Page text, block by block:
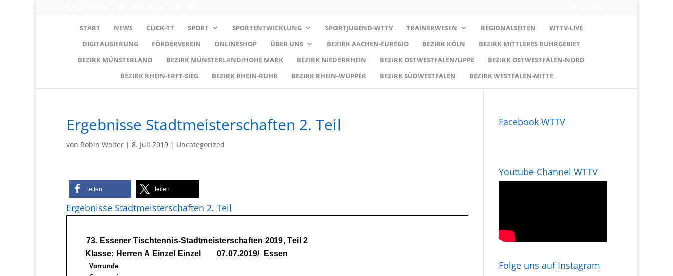
START NEWS CLICK-TT SPORT SPORTENTWICKLUNG SPORTJUGEND-WTTV TRAINERWESEN REGIONALSEITEN
WTTV-LIVE
DIGITALISIERUNG
FÖRDERVEREIN ONLINESHOP ÜBER UNS BEZIRK AACHEN-EUREGIO BEZIRK KÖLN
BEZIRK MITTLERES RUHRGEBIET
BEZIRK MÜNSTERLAND
BEZIRK MÜNSTERLAND/HOHE MARK BEZIRK NIEDERRHEIN BEZIRK OSTWESTFALEN/LIPPE
BEZIRK OSTWESTFALEN-NORD
BEZIRK RHEIN-ERFT-SIEG
BEZIRK RHEIN-RUHR BEZIRK RHEIN-WUPPER BEZIRK SÜDWESTFALEN BEZIRK WESTFALEN-MITTE
Ergebnisse Stadtmeisterschaften 2. Teil
von Robin Wolter | 8. Juli 2019 | Uncategorized
teilen teilen
Ergebnisse Stadtmeisterschaften 2. Teil
Facebook WTTV
Youtube-Channel WTTV
Folge uns auf Instagram